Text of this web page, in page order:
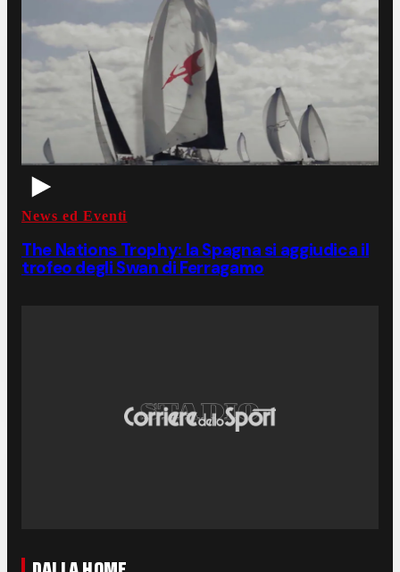
News ed Eventi
The Nations Trophy: la Spagna si aggiudica il
trofeo degli Swan di Ferragamo